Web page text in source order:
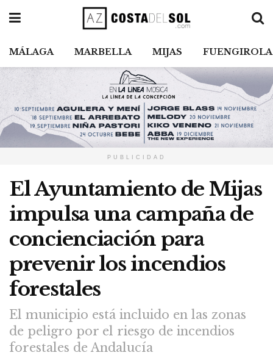
MÁLAGA MARBELLA MIJAS FUENGIROLA
PUBLICIDAD
El Ayuntamiento de Mijas
impulsa una campaña de
concienciación para
prevenir los incendios
forestales
El municipio está incluido en las zonas
de peligro por el riesgo de incendios
forestales de Andalucía